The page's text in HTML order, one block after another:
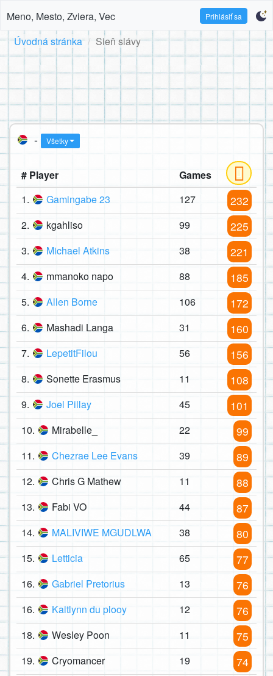
Meno, Mesto, Zviera, Vec Prihlásiť sa
Úvodná stránka Sieň slávy
- Všetky
# Player
Games
1.
Gamingabe 23 127 232
2. kgahliso 99 225
3. Michael Atkins 38 221
4. mmanoko napo 88 185
5. Allen Borne 106 172
6. Mashadi Langa 31 160
7. LepetitFilou 56 156
8. Sonette Erasmus 11 108
9. Joel Pillay 45 101
10. Mirabelle_ 22 99
11. Chezrae Lee Evans 39 89
12. Chris G Mathew 11 88
13. Fabi VO 44 87
14. MALIVIWE MGUDLWA 38 80
15. Letticia 65 77
16. Gabriel Pretorius 13 76
16. Kaitlynn du plooy 12 76
18. Wesley Poon 11 75
19. Cryomancer 19 74